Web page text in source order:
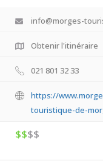
info@morges-
Obtenir l'itinéraire
021 801 32 33
https://
touristique-de-
$$$$